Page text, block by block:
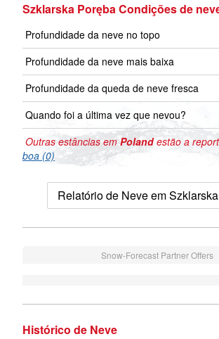
Szklarska Poręba Condições de
Profundidade da neve no topo
Profundidade da neve mais baixa
Profundidade da queda de neve fresca
Quando foi a última vez que nevou?
Outras estâncias emPolandestão a
boa (0)
Relatório de Neve em
Snow-Forecast Partner Offers
Histórico de Neve